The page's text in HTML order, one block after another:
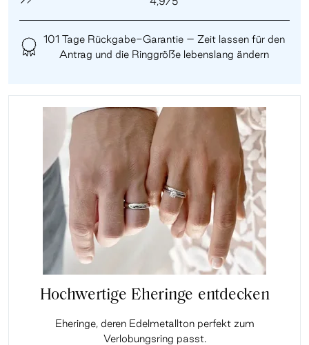
101 Tage Rückgabe-Garantie – Zeit lassen für den
Antrag und die Ringgröße lebenslang ändern
Hochwertige Eheringe entdecken
Eheringe, deren Edelmetallton perfekt zum
Verlobungsring passt.